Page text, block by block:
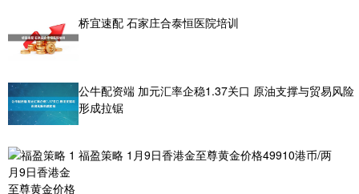
桥宜速配 石家庄合泰恒医院培训
公牛配资端 加元汇率企稳1.37关口 原油支撑与贸易风险
形成拉锯
福盈策略 1月9日香港金至尊黄金价格49910港币/两